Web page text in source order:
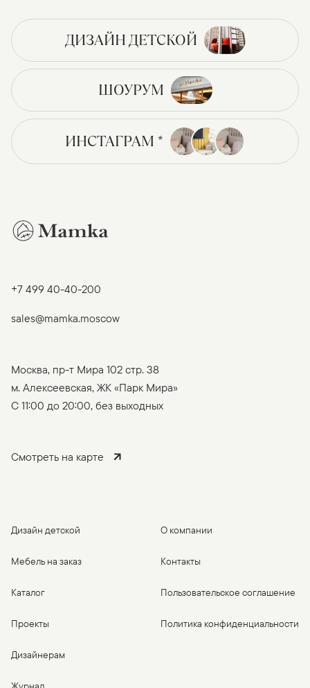
ДИЗАЙН ДЕТСКОЙ
ШОУРУМ
ИНСТАГРАМ *
+7 499 40-40-200
sales@mamka.moscow
Москва, пр-т Мира 102 стр. 38
м. Алексеевская, ЖК «Парк Мира»
C 11:00 до 20:00, без выходных
Смотреть на карте
Дизайн детской
Мебель на заказ
Каталог
Проекты
Дизайнерам
О компании
Контакты
Пользовательское соглашение
Политика конфиденциальности